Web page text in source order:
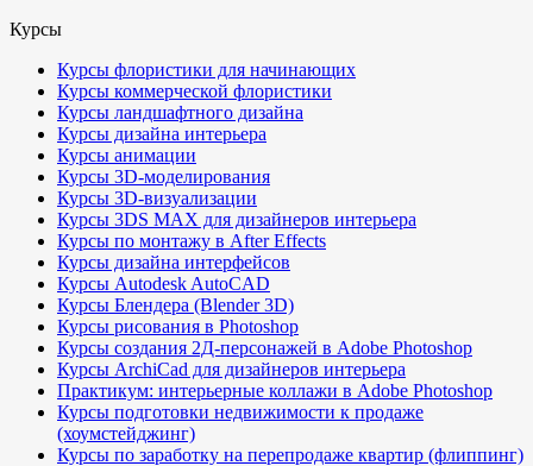
Курсы
Курсы флористики для начинающих
Курсы коммерческой флористики
Курсы ландшафтного дизайна
Курсы дизайна интерьера
Курсы анимации
Курсы 3D-моделирования
Курсы 3D-визуализации
Курсы 3DS MAX для дизайнеров интерьера
Курсы по монтажу в After Effects
Курсы дизайна интерфейсов
Курсы Autodesk AutoCAD
Курсы Блендера (Blender 3D)
Курсы рисования в Photoshop
Курсы создания 2Д-персонажей в Adobe Photoshop
Курсы ArchiCad для дизайнеров интерьера
Практикум: интерьерные коллажи в Adobe Photoshop
Курсы подготовки недвижимости к продаже
(хоумстейджинг)
Курсы по заработку на перепродаже квартир (флиппинг)